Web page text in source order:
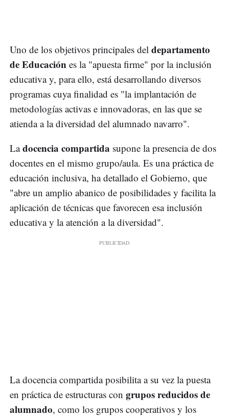
Uno de los objetivos principales del departamento
de Educación es la "apuesta firme" por la inclusión
educativa y, para ello, está desarrollando diversos
programas cuya finalidad es "la implantación de
metodologías activas e innovadoras, en las que se
atienda a la diversidad del alumnado navarro".
Ladocencia compartida supone la presencia de dos
docentes en el mismo grupo/aula. Es una práctica de
educación inclusiva, ha detallado el Gobierno, que
"abre un amplio abanico de posibilidades y facilita la
aplicación de técnicas que favorecen esa inclusión
educativa y la atención a la diversidad".
La docencia compartida posibilita a su vez la puesta
en práctica de estructuras con grupos reducidos de
alumnado, como los grupos cooperativos y los